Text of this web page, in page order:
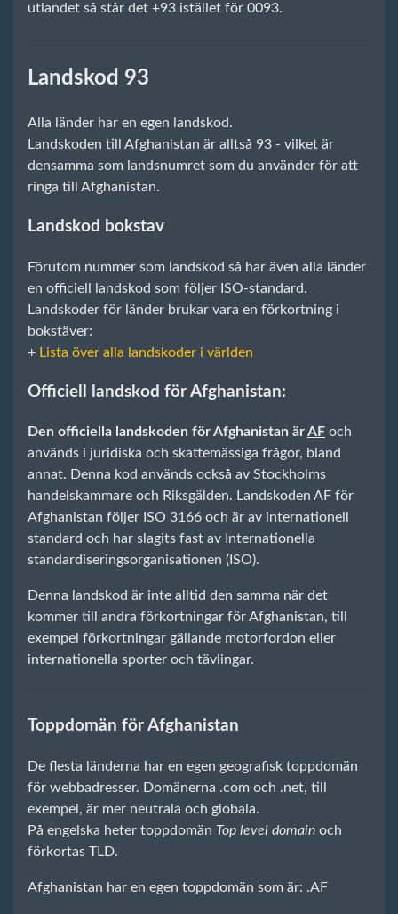
utlandet så står det +93 istället för 0093.
Landskod 93
Alla länder har en egen landskod.
Landskoden till Afghanistan är alltså 93 - vilket är
densamma som landsnumret som du använder för att
ringa till Afghanistan.
Landskod bokstav
Förutom nummer som landskod så har även alla länder
en officiell landskod som följer ISO-standard.
Landskoder för länder brukar vara en förkortning i
bokstäver:
+ Lista över alla landskoder i världen
Officiell landskod för Afghanistan:
Den officiella landskoden för Afghanistan ärAF och
används i juridiska och skattemässiga frågor, bland
annat. Denna kod används också av Stockholms
handelskammare och Riksgälden. Landskoden AF för
Afghanistan följer ISO 3166 och är av internationell
standard och har slagits fast av Internationella
standardiseringsorganisationen (ISO).
Denna landskod är inte alltid den samma när det
kommer till andra förkortningar för Afghanistan, till
exempel förkortningar gällande motorfordon eller
internationella sporter och tävlingar.
Toppdomän för Afghanistan
De flesta länderna har en egen geografisk toppdomän
för webbadresser. Domänerna .com och .net, till
exempel, är mer neutrala och globala.
På engelska heter toppdomän Top level domain och
förkortas TLD.
Afghanistan har en egen toppdomän som är: .AF